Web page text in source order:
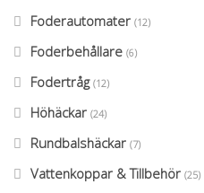
Foderautomater (12)
Foderbehållare (6)
Fodertråg (12)
Höhäckar (24)
Rundbalshäckar (7)
Vattenkoppar & Tillbehör (25)